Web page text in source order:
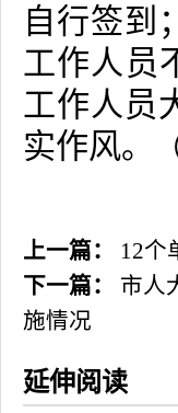
自行签到
工作人员
工作人员
实作风。
上一篇：
12个
下一篇：
市人
施情况
延伸阅读